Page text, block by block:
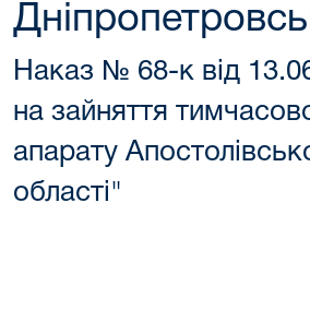
Наказ № 68-к від
на зайняття
апарату
області"